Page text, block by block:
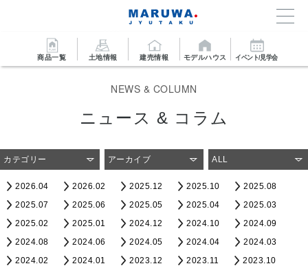
商品一覧 土地情報 建売情報 モデルハウス イベント/見学会
NEWS & COLUMN
ニュース & コラム
カテゴリー アーカイブ ALL
2026.04 2026.02 2025.12 2025.10
2025.08
2025.07
2025.06 2025.05 2025.04
2025.03
2025.02
2025.01 2024.12 2024.10
2024.09
2024.08
2024.06 2024.05 2024.04
2024.03
2024.02
2024.01 2023.12 2023.11
2023.10